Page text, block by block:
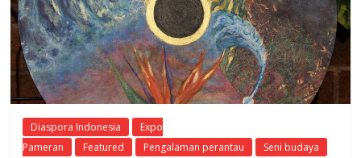
Diaspora Indonesia
Expo
Pameran
Featured Pengalaman perantau Seni budaya